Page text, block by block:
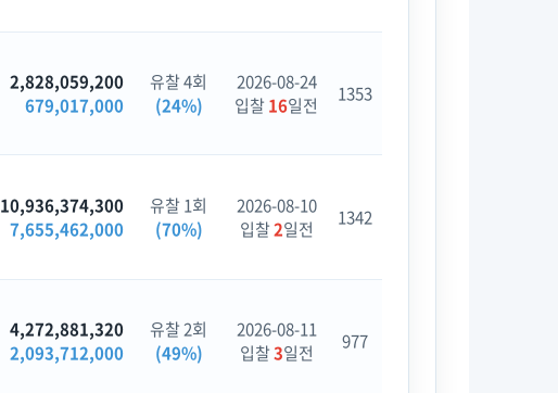
2,828,059,200
679,017,000
유찰 4회
(24%)
2026-08-24
입찰16일전 1353
10,936,374,300
7,655,462,000
유찰 1회
(70%)
2026-08-10
입찰2일전 1342
4,272,881,320
2,093,712,000
유찰 2회
(49%)
2026-08-11
입찰3일전 977